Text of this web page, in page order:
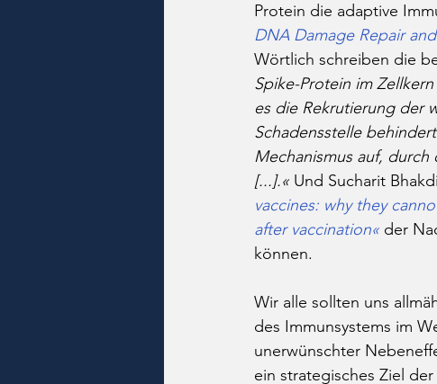
Protein die adaptive
DNA Damage Repair
Wörtlich schreiben die
Spike-Protein im
es die Rekrutierung der
Schadensstelle
Mechanismus auf,
[...].« Und Sucharit
vaccines: why they
after vaccination« der
können.
Wir alle sollten uns
des Immunsystems im
unerwünschter
ein strategisches Ziel